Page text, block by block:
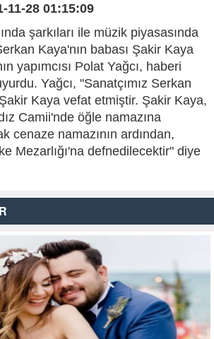
11-28 01:15:09
şarkıları ile müzik piyasasında
Kaya'nın babası Şakir Kaya
yapımcısı Polat Yağcı, haberi
Yağcı, "Sanatçımız Serkan
Kaya vefat etmiştir. Şakir Kaya,
Camii'nde öğle namazına
cenaze namazının ardından,
Mezarlığı'na defnedilecektir" diye